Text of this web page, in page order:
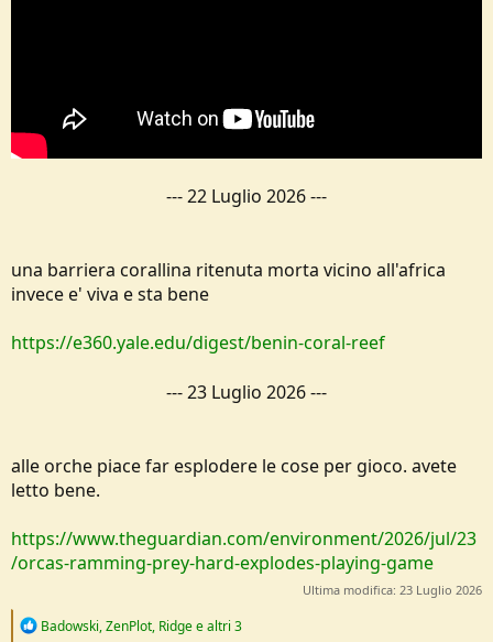
---22 Luglio 2026---
una barriera corallina ritenuta morta vicino all'africa
invece e' viva e sta bene
https://e360.yale.edu/digest/benin-coral-reef
---23 Luglio 2026---
alle orche piace far esplodere le cose per gioco. avete
letto bene.
https://www.theguardian.com/environment/2026/jul/23
/orcas-ramming-prey-hard-explodes-playing-game
Ultima modifica: 23 Luglio 2026
R
Badowski,ZenPlot, Ridgee altri 3